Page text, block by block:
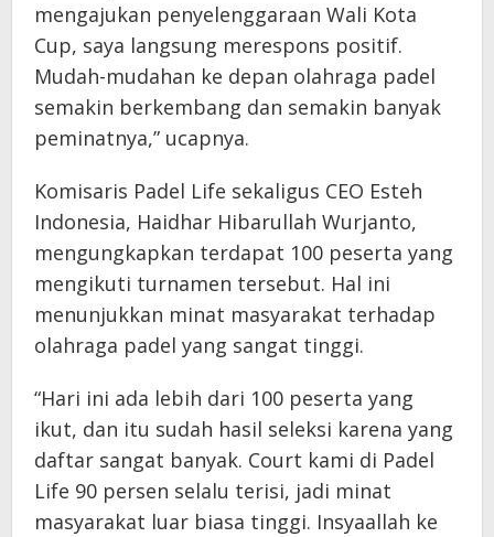
mengajukan penyelenggaraan Wali Kota
Cup, saya langsung merespons positif.
Mudah-mudahan ke depan olahraga padel
semakin berkembang dan semakin banyak
peminatnya,” ucapnya.
Komisaris Padel Life sekaligus CEO Esteh
Indonesia, Haidhar Hibarullah Wurjanto,
mengungkapkan terdapat 100 peserta yang
mengikuti turnamen tersebut. Hal ini
menunjukkan minat masyarakat terhadap
olahraga padel yang sangat tinggi.
“Hari ini ada lebih dari 100 peserta yang
ikut, dan itu sudah hasil seleksi karena yang
daftar sangat banyak. Court kami di Padel
Life 90 persen selalu terisi, jadi minat
masyarakat luar biasa tinggi. Insyaallah ke